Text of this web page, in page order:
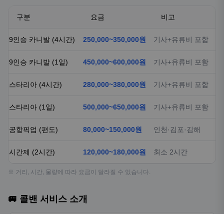
구분 요금 비고
9인승 카니발 (4시간) 250,000~350,000원 기사+유류비 포함
9인승 카니발 (1일) 450,000~600,000원 기사+유류비 포함
스타리아 (4시간) 280,000~380,000원 기사+유류비 포함
스타리아 (1일) 500,000~650,000원 기사+유류비 포함
공항픽업 (편도) 80,000~150,000원 인천·김포·김해
시간제 (2시간) 120,000~180,000원 최소 2시간
※ 거리, 시간, 물량에 따라 요금이 달라질 수 있습니다.
🚐 콜밴 서비스 소개